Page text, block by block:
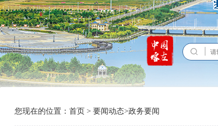
您现在的位置： 首页 > 要闻动态>政务要闻